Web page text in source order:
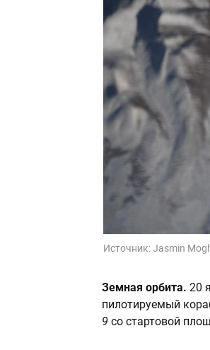
Источник:Jasmin
Земная орбита. 20
пилотируемый
9 со стартовой